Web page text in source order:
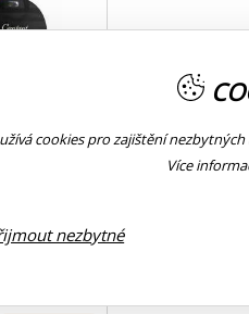
která je díky
cookies pro zajištění
Více
nezbytné